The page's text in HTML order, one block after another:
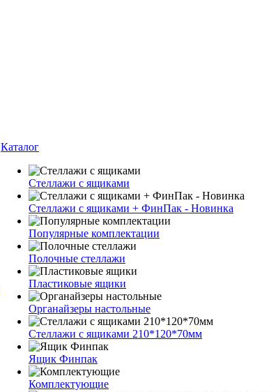
Каталог
Стеллажи с ящиками
Стеллажи с ящиками + ФинПак - Новинка
Популярные комплектации
Полочные стеллажи
Пластиковые ящики
Органайзеры настольные
Стеллажи с ящиками 210*120*70мм
Ящик Финпак
Комплектующие